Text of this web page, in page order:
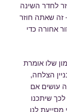
לחדר השינה
זה שאתה חוזר
אחורה כדי
שלו אומרת
הצלחה,
עושים אם
שיתכנו
מסייעת לנו